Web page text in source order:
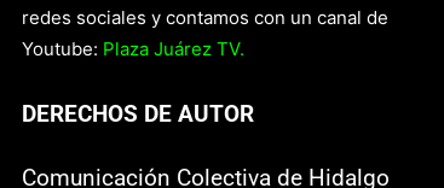
redes sociales y contamos con un canal de
Youtube: Plaza Juárez TV.
DERECHOS DE AUTOR
Comunicación Colectiva de Hidalgo